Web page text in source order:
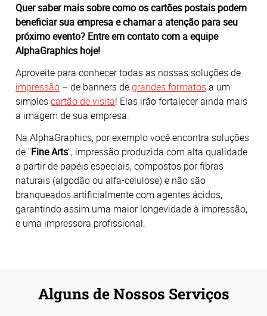
Quer saber mais sobre como os cartões postais podem
beneficiar sua empresa e chamar a atenção para seu
próximo evento? Entre em contato com a equipe
AlphaGraphics hoje!
Aproveite para conhecer todas as nossas soluções de
impressão – de banners degrandes formatosa um
simplescartão de visita! Elas irão fortalecer ainda mais
a imagem de sua empresa.
Na AlphaGraphics, por exemplo você encontra soluções
de "Fine Arts", impressão produzida com alta qualidade
a partir de papéis especiais, compostos por fibras
naturais (algodão ou alfa-celulose) e não são
branqueados artificialmente com agentes ácidos,
garantindo assim uma maior longevidade à impressão,
e uma impressora profissional.
Alguns de Nossos Serviços